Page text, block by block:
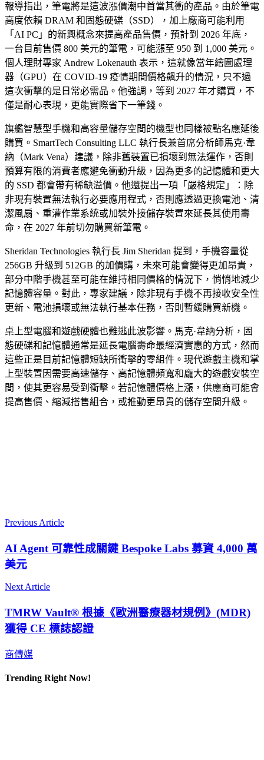
報導指出，筆電將是這波漲價潮中首當其衝的產品。由於筆電
高度依賴 DRAM 和固態硬碟（SSD），加上廠商可能利用
「AI PC」的新興概念來提高產品售價，預計到 2026 年底，
一台目前售價 800 美元的筆電，可能漲至 950 到 1,000 美元。
個人理財專家 Andrew Lokenauth 表示，這就像當年繪圖處理
器（GPU）在 COVID-19 疫情期間價格飆升的情況，只不過
這次衝擊的是日常必需品。他強調，等到 2027 年才購買，不
僅是耐心表現，更能實際省下一筆錢。
旗艦智慧型手機和高容量儲存空間的機型也同樣被點名應延後
購買。SmartTech Consulting LLC 執行長兼首席分析師馬克·韋
納（Mark Vena）建議，除非舊裝置已損壞到無法運作，否則
預算有限的消費者應避免衝動升級，因為更多的記憶體和更大
的 SSD 都會帶有稀缺溢價。他還提出一項「嚴格規定」：除
非現有裝置無法執行必要應用程式，否則應透過更換電池、清
潔風扇、重灌作業系統或加裝外接儲存裝置來延長其使用壽
命，在 2027 年前切勿購買新筆電。
Sheridan Technologies 執行長 Jim Sheridan 提到，手機容量從
256GB 升級到 512GB 的加價購，未來可能會變得更加昂貴，
部分中階手機甚至可能在維持相同價格的情況下，悄悄地減少
記憶體容量。對此，專家建議，除非現有手機不再接收安全性
更新、電池損壞或無法執行基本任務，否則暫緩購買新機。
桌上型電腦和遊戲硬體也難逃此波影響。馬克·韋納分析，固
態硬碟和記憶體通常是延長電腦壽命最經濟實惠的方式，然而
這些正是目前記憶體短缺所衝擊的零組件。現代遊戲主機和掌
上型裝置因需要高速儲存、高記憶體頻寬和龐大的遊戲安裝空
間，使其更容易受到衝擊。若記憶體價格上漲，供應商可能會
提高售價、縮減搭售組合，或推動更昂貴的儲存空間升級。
Previous Article
AI Agent 可靠性成關鍵 Bespoke Labs 募資 4,000 萬
美元
Next Article
TMRW Vault® 根據《歐洲醫療器材規例》(MDR)
獲得 CE 標誌認證
商傳媒
Trending Right Now!